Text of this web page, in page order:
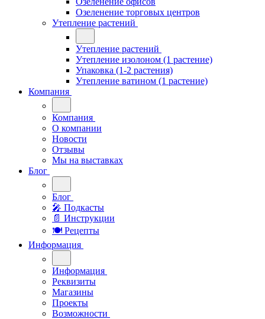
Озеленение торговых центров
Утепление растений
Утепление растений
Утепление изолоном (1 растение)
Упаковка (1-2 растения)
Утепление ватином (1 растение)
Компания
Компания
О компании
Новости
Отзывы
Мы на выставках
Блог
Блог
🎤︎︎ Подкасты
📄 Инструкции
🍽 Рецепты
Информация
Информация
Реквизиты
Магазины
Проекты
Возможности